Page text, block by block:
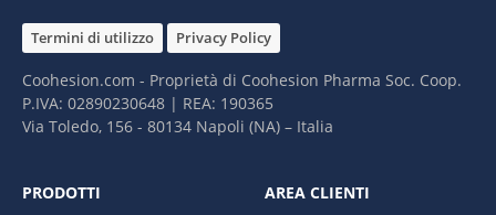
Termini di utilizzo Privacy Policy
Coohesion.com - Proprietà di Coohesion Pharma Soc. Coop.
P.IVA: 02890230648 | REA: 190365
Via Toledo, 156 - 80134 Napoli (NA) – It​alia
PRODOTTI
AREA CLIENTI